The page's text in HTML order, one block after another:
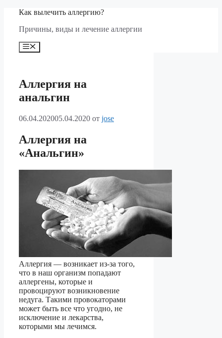
Перейти
содержимому
Как вылечить аллергию?
Причины, виды и лечение аллергии
Меню
Аллергия на
анальгин
06.04.202005.04.2020 от jose
Аллергия на
«Анальгин»
Аллергия — возникает из-за того,
что в наш организм попадают
аллергены, которые и
провоцируют возникновение
недуга. Такими провокаторами
может быть все что угодно, не
исключение и лекарства,
которыми мы лечимся.